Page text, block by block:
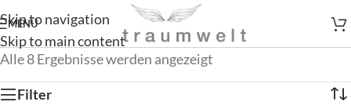
Skip to navigation
Skip to main content
MENÜ
Alle 8 Ergebnisse werden angezeigt
Filter